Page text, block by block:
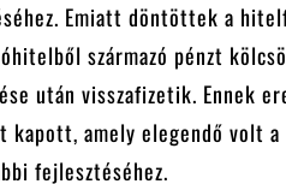
Emiatt döntöttek a
származó pénzt
után visszafizetik. Ennek
amely elegendő volt a
fejlesztéséhez.